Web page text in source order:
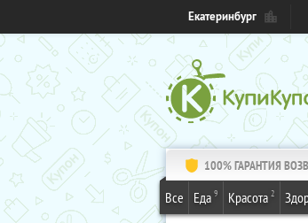
Екатеринбург
100% ГАРАНТИЯ
Все Еда 9 Красота 2